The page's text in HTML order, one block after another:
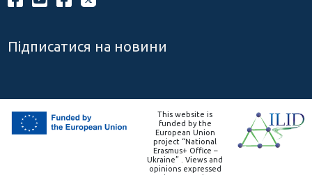
Підписатися на новини
This website is
funded by the
European Union
project “National
Erasmus+ Office –
Ukraine” . Views and
opinions expressed